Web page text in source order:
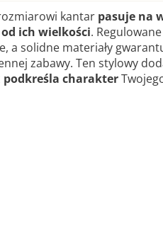
kantar pasuje na
ich wielkości.
a solidne materiały
zabawy. Ten stylowy
podkreśla charakter